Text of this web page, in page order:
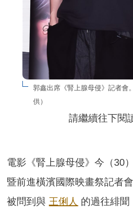
郭鑫出席《腎上腺母侵》記者會
供）
請繼續往下閱
電影《腎上腺母侵》今（30
暨前進橫濱國際映畫祭記者
被問到與 王俐人 的過往緋聞